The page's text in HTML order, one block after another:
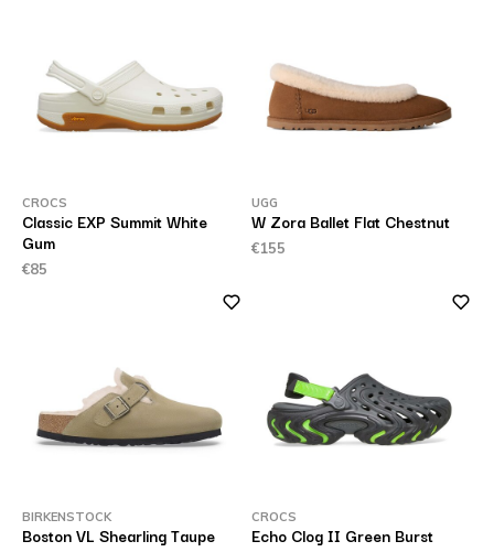
CROCS
Classic EXP Summit White
Gum
€85
UGG
W Zora Ballet Flat Chestnut
€155
BIRKENSTOCK
Boston VL Shearling Taupe
CROCS
Echo Clog II Green Burst